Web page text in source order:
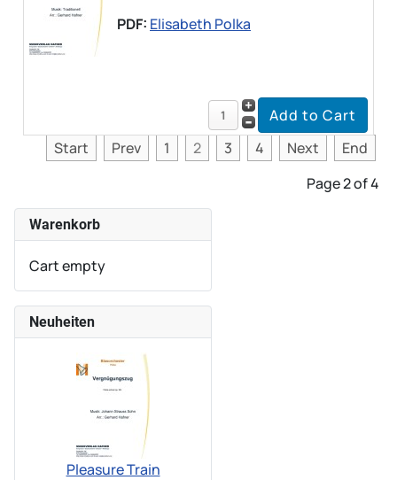
PDF: Elisabeth Polka
Start Prev 1 2 3 4 Next
End
Page 2 of 4
Warenkorb
Cart empty
Neuheiten
Pleasure Train